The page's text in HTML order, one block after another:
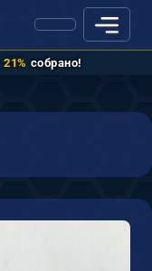
21% собрано!